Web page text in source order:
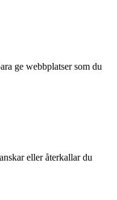
ge webbplatser som du
eller återkallar du